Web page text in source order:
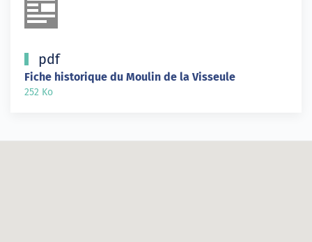
pdf
Fiche historique du Moulin de la Visseule
252 Ko